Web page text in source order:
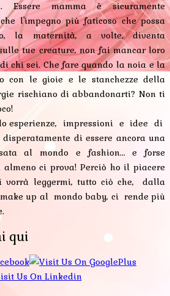
Essere mamma è sicuramente
l'impegno più faticoso che possa
la maternità, a volte, diventa
tue creature, non fai mancar loro
chi sei. Che fare quando la noia e la
con le gioie e le stanchezze della
rischiano di abbandonarti? Non ti
esperienze, impressioni e idee di
di essere ancora una
al mondo e fashion... e forse
almeno ci prova! Perciò ho il piacere
vorrà leggermi, tutto ciò che, dalla
up al mondo baby, ci rende più
qui